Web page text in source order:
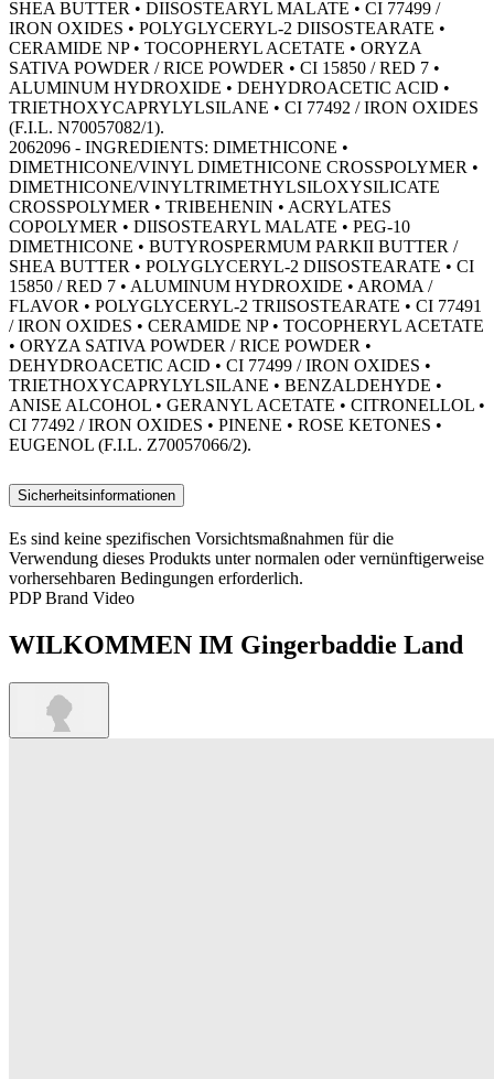
SHEA BUTTER • DIISOSTEARYL MALATE • CI 77499 /
IRON OXIDES • POLYGLYCERYL-2 DIISOSTEARATE •
CERAMIDE NP • TOCOPHERYL ACETATE • ORYZA
SATIVA POWDER / RICE POWDER • CI 15850 / RED 7 •
ALUMINUM HYDROXIDE • DEHYDROACETIC ACID •
TRIETHOXYCAPRYLYLSILANE • CI 77492 / IRON OXIDES
(F.I.L. N70057082/1).
2062096 - INGREDIENTS: DIMETHICONE •
DIMETHICONE/VINYL DIMETHICONE CROSSPOLYMER •
DIMETHICONE/VINYLTRIMETHYLSILOXYSILICATE
CROSSPOLYMER • TRIBEHENIN • ACRYLATES
COPOLYMER • DIISOSTEARYL MALATE • PEG-10
DIMETHICONE • BUTYROSPERMUM PARKII BUTTER /
SHEA BUTTER • POLYGLYCERYL-2 DIISOSTEARATE • CI
15850 / RED 7 • ALUMINUM HYDROXIDE • AROMA /
FLAVOR • POLYGLYCERYL-2 TRIISOSTEARATE • CI 77491
/ IRON OXIDES • CERAMIDE NP • TOCOPHERYL ACETATE
• ORYZA SATIVA POWDER / RICE POWDER •
DEHYDROACETIC ACID • CI 77499 / IRON OXIDES •
TRIETHOXYCAPRYLYLSILANE • BENZALDEHYDE •
ANISE ALCOHOL • GERANYL ACETATE • CITRONELLOL •
CI 77492 / IRON OXIDES • PINENE • ROSE KETONES •
EUGENOL (F.I.L. Z70057066/2).
Sicherheitsinformationen
Es sind keine spezifischen Vorsichtsmaßnahmen für die
Verwendung dieses Produkts unter normalen oder vernünftigerweise
vorhersehbaren Bedingungen erforderlich.
PDP Brand Video
WILKOMMEN IM Gingerbaddie Land